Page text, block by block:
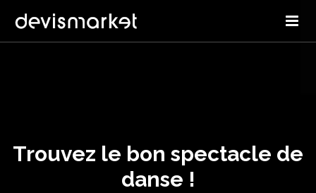
Trouvez le bon spectacle de
danse !